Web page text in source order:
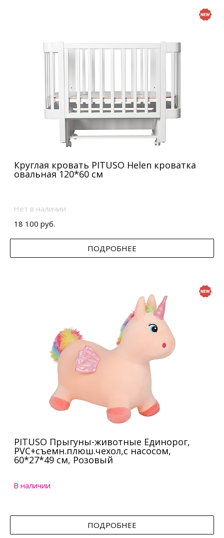
Круглая кровать PITUSO Helen кроватка
овальная 120*60 см
Нет в наличии
18 100 руб.
ПОДРОБНЕЕ
PITUSO Прыгуны-животные Единорог,
PVC+съемн.плюш.чехол,с насосом,
60*27*49 см, Розовый
В наличии
ПОДРОБНЕЕ